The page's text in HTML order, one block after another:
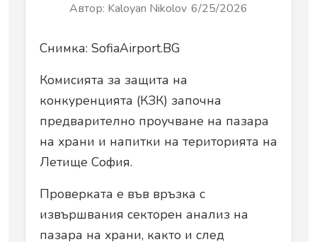
Автор: Kaloyan Nikolov 6/25/2026
Снимка: SofiaAirport.BG
Комисията за защита на
конкуренцията (КЗК) започна
предварително проучване на пазара
на храни и напитки на територията на
Летище София.
Проверката е във връзка с
извършвания секторен анализ на
пазара на храни, както и след